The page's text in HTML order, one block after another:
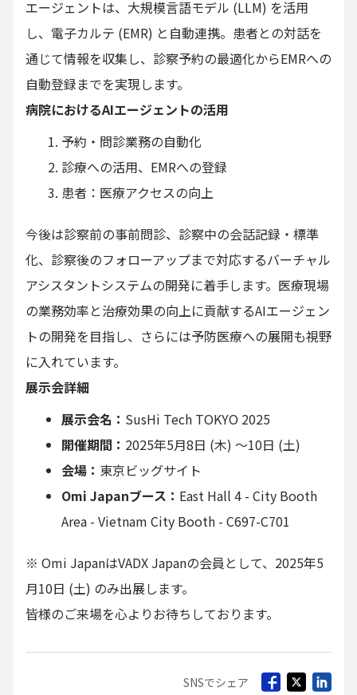
エージェントは、大規模言語モデル (LLM) を活用
し、電子カルテ (EMR) と自動連携。患者との対話を
通じて情報を収集し、診察予約の最適化からEMRへの
自動登録までを実現します。
病院におけるAIエージェントの活用
予約・問診業務の自動化
診療への活用、EMRへの登録
患者：医療アクセスの向上
今後は診察前の事前問診、診察中の会話記録・標準
化、診察後のフォローアップまで対応するバーチャル
アシスタントシステムの開発に着手します。医療現場
の業務効率と治療効果の向上に貢献するAIエージェン
トの開発を目指し、さらには予防医療への展開も視野
に入れています。
展示会詳細
展示会名： SusHi Tech TOKYO 2025
開催期間： 2025年5月8日 (木) ～10日 (土)
会場： 東京ビッグサイト
Omi Japanブース： East Hall 4 - City Booth
Area - Vietnam City Booth - C697-C701
※ Omi JapanはVADX Japanの会員として、2025年5
月10日 (土) のみ出展します。
皆様のご来場を心よりお待ちしております。
SNSでシェア